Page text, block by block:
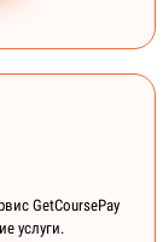
GetCoursePay
услуги.